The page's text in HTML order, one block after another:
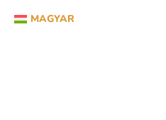
MAGYAR